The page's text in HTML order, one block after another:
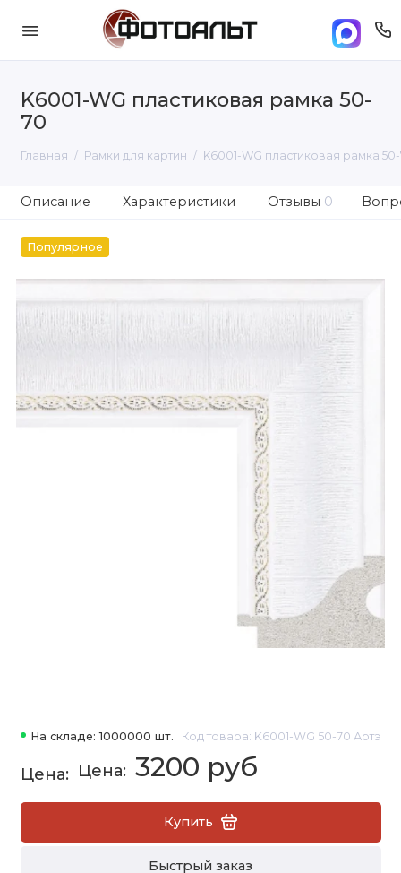
K6001-WG пластиковая рамка 50-
70
Главная Рамки для картин K6001-WG пластиковая рамка
Описание Характеристики Отзывы 0
Популярное
На складе: 1000000 шт. Код товара: K6001-WG 50-70 Артэ
3200 руб
Купить
Быстрый заказ